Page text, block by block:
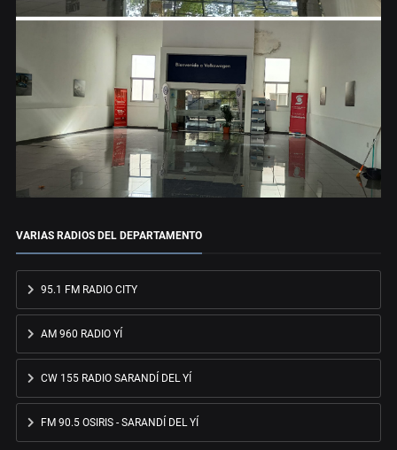
VARIAS RADIOS DEL DEPARTAMENTO
95.1 FM RADIO CITY
AM 960 RADIO YÍ
CW 155 RADIO SARANDÍ DEL YÍ
FM 90.5 OSIRIS - SARANDÍ DEL YÍ